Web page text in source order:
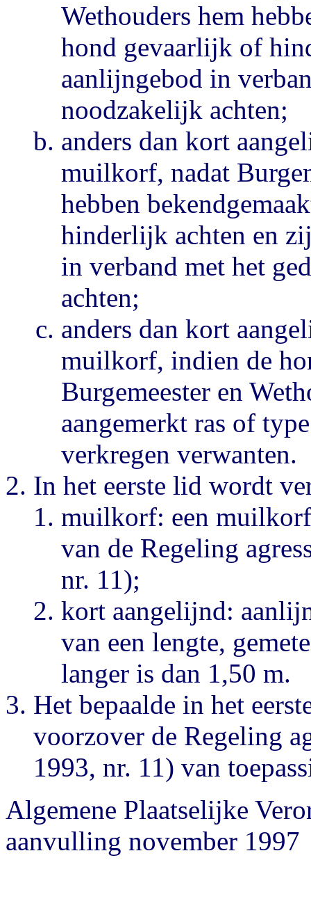
Wethouders hem
hond gevaarlijk of
aanlijngebod in
noodzakelijk achten;
anders dan kort
muilkorf, nadat
hebben
hinderlijk achten en
in verband met het
achten;
anders dan kort
muilkorf, indien de
Burgemeester en
aangemerkt ras of
verkregen verwanten.
In het eerste lid wordt
muilkorf: een
van de Regeling
nr. 11);
kort aangelijnd:
van een lengte,
langer is dan 1,50 m.
Het bepaalde in het
voorzover de Regeling
1993, nr. 11) van
Algemene Plaatselijke
aanvulling november 1997